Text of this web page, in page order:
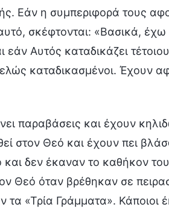
Εάν η συμπεριφορά τους
σκέφτονται: «Βασικά,
εάν Αυτός καταδικάζει
καταδικασμένοι. Έχουν
παραβάσεις και έχουν
στον Θεό και έχουν πει
δεν έκαναν το καθήκον
Θεό όταν βρέθηκαν σε
«Τρία Γράμματα». Κάποιοι